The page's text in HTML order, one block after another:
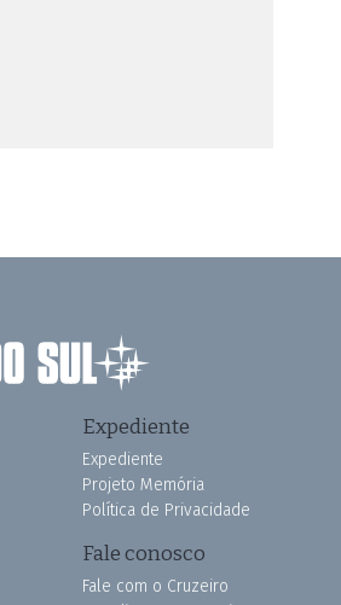
Expediente
Expediente
Projeto Memória
Política de Privacidade
Fale conosco
Fale com o Cruzeiro